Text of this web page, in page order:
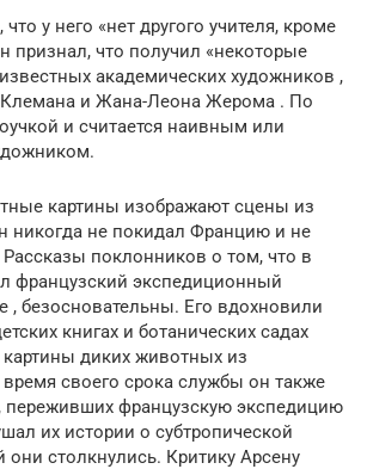
у него «нет другого учителя, кроме
признал, что получил «некоторые
академических художников ,
и Жана-Леона Жерома . По
и считается наивным или
картины изображают сцены из
никогда не покидал Францию ​​и не
поклонников о том, что в
французский экспедиционный
, безосновательны. Его вдохновили
книгах и ботанических садах
диких животных из
своего срока службы он также
переживших французскую экспедицию
их истории о субтропической
они столкнулись. Критику Арсену